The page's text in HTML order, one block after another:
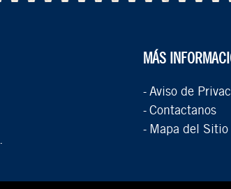
MÁS
- Aviso de
- Contactanos
- Mapa del Sitio